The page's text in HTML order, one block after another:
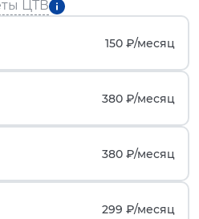
ЦТВ
150 ₽/месяц
380 ₽/месяц
380 ₽/месяц
299 ₽/месяц